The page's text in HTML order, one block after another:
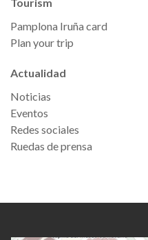
Tourism
Pamplona Iruña card
Plan your trip
Actualidad
Noticias
Eventos
Redes sociales
Ruedas de prensa